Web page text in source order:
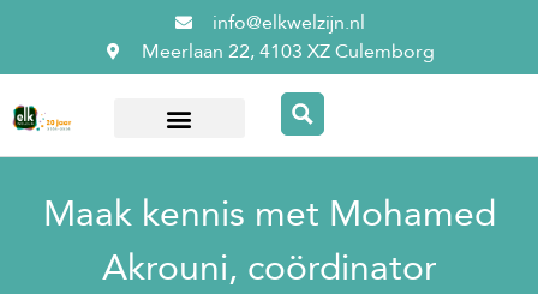
info@elkwelzijn.nl
Meerlaan 22, 4103 XZ Culemborg
Maak kennis met Mohamed
Akrouni, coördinator